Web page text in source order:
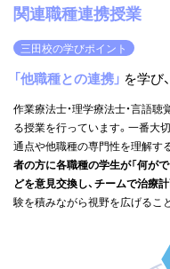
関連職種連携授業
三田校の学びポイント
「他職種との連携」 を学び、
作業療法士・理学療法士・言語
る授業を行っています。一番大
通点や他職種の専門性を理解す
者の方に各職種の学生が「何が
どを意見交換し、チームで治療
験を積みながら視野を広げるこ